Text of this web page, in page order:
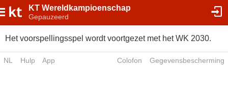
KT Wereldkampioenschap
Gepauzeerd
Het voorspellingsspel wordt voortgezet met het WK 2030.
NL Hulp App Colofon Gegevensbescherming